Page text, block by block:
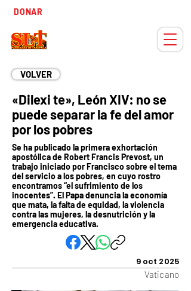
DONAR
VOLVER
«Dilexi te», León XIV: no se
puede separar la fe del amor
por los pobres
Se ha publicado la primera exhortación
apostólica de Robert Francis Prevost, un
trabajo iniciado por Francisco sobre el tema
del servicio a los pobres, en cuyo rostro
encontramos “el sufrimiento de los
inocentes”. El Papa denuncia la economía
que mata, la falta de equidad, la violencia
contra las mujeres, la desnutrición y la
emergencia educativa.
9 oct 2025
Vaticano